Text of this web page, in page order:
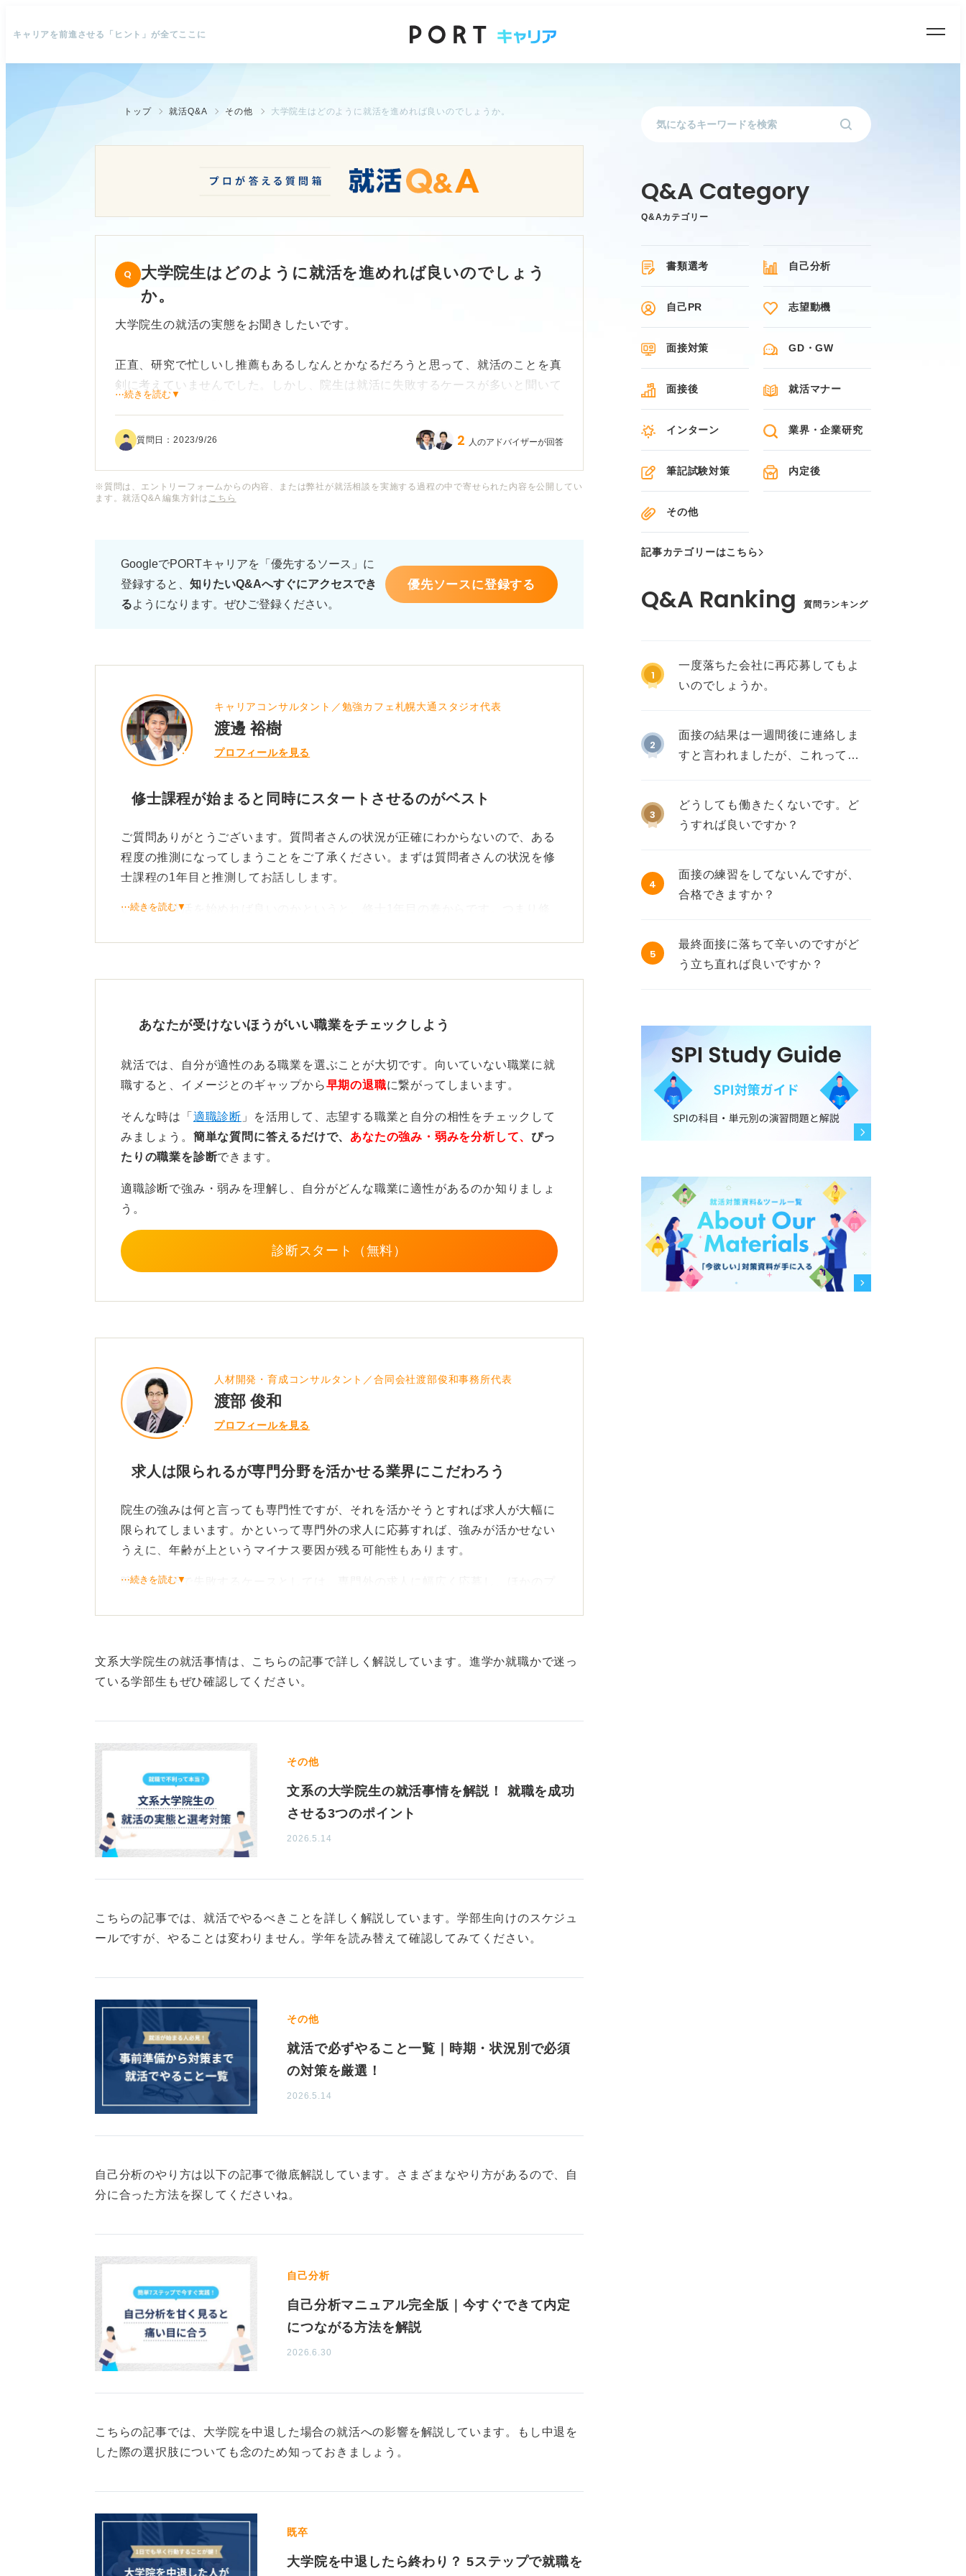
キャリアを前進させる「ヒント」が全てここに
トップ 就活Q&A その他 大学院生はどのように就活を進めれば良いのでしょうか。
大学院生はどのように就活を進めれば良いのでしょう
か。
大学院生の就活の実態をお聞きしたいです。
正直、研究で忙しいし推薦もあるしなんとかなるだろうと思って、就活のことを真
剣に考えていませんでした。しかし、院生は就活に失敗するケースが多いと聞いて
いつから本格的に就活を始めれば良いのか、どんな選考対策をすれば良いのか教え
また、せっかくであれば院生の強みを活かして就職したいと考えています。院生に
⋯続きを読む▼
質問日：2023/9/26 2 人のアドバイザーが回答
※質問は、エントリーフォームからの内容、または弊社が就活相談を実施する過程の中で寄せられた内容を公開してい
ます。就活Q&A 編集方針は こちら
GoogleでPORTキャリアを「優先するソース」に
登録すると、 知りたいQ&Aへすぐにアクセスでき
るようになります。ぜひご登録ください。
優先ソースに登録する
キャリアコンサルタント／勉強カフェ札幌大通スタジオ代表
渡邊 裕樹
プロフィールを見る
修士課程が始まると同時にスタートさせるのがベスト
ご質問ありがとうございます。質問者さんの状況が正確にわからないので、ある
程度の推測になってしまうことをご了承ください。まずは質問者さんの状況を修
士課程の1年目と推測してお話しします。
いつから就活を始めれば良いのかというと、修士1年目の春からです。つまり修
まずは就活サイトに登録して、情報収集とエントリーできる準備を整える。次に
る。そして業界研究や企業研究をし、自己分析をして出てきた自分の特性とマッ
チしそうな業界や企業について調べていく。
そして夏頃からはインターンや企業説明会に参加するなどして企業の情報収集を
継続します。早いところでは冬頃から選考を開始することもありますが、一般的
には6月から選考開始といった流れです。
「就活に失敗しないためにはどうすればいいのか」ということですが、こうすれ
実に失敗するというNGはあります。まずはこのNGを避けましょう。
応募する、もしくは質問者さんがいうように「推薦枠だけ」で考える、といった
行動がこれに当たります。
大切なのは、上記のスケジュールをわかったうえで早め早めに動いて、企業の情
率が上がります。
に応募することです。文系であれば、研究をどのようにおこなったのかという実
践をアピールすることができます。
1
⋯続きを読む▼
あなたが受けないほうがいい職業をチェックしよう
就活では、自分が適性のある職業を選ぶことが大切です。向いていない職業に就
職すると、イメージとのギャップから早期の退職に繋がってしまいます。
そんな時は「 適職診断 」を活用して、志望する職業と自分の相性をチェックして
みましょう。 簡単な質問に答えるだけで、 あなたの強み・弱みを分析して、 ぴっ
たりの職業を診断できます。
適職診断で強み・弱みを理解し、自分がどんな職業に適性があるのか知りましょ
う。
診断スタート（無料）
人材開発・育成コンサルタント／合同会社渡部俊和事務所代表
渡部 俊和
プロフィールを見る
求人は限られるが専門分野を活かせる業界にこだわろう
院生の強みは何と言っても専門性ですが、それを活かそうとすれば求人が大幅に
限られてしまいます。かといって専門外の求人に応募すれば、強みが活かせない
うえに、年齢が上というマイナス要因が残る可能性もあります。
院生の就活で失敗するケースとしては、専門外の求人に幅広く応募し、ほかのプ
ポテンシャル採用で入社時点で専門性を必要としない場合、多くの企業はコミュ
ニケーション力などの汎用性の高いスキルを評価するので、もしそこも苦手であ
しかし、特定の分野で人より深く学んできたことは客観的に見ればマイナスのは
ずはなく、どのような仕事であってもプロのレベルになれば深く狭く追求する部
分があるはずです。
アピールのコツは、長期的かつ継続的な取り組みで成果を出せる点に絞ることで
就活は早めに始めるに越したことはありませんが、企業研究に重きを置いた方が
院生は強みを活かせると思います。また、どうしても求人がない場合を除き、で
ルタントのサポートを受けることも考えてみてくださいね。
1
⋯続きを読む▼
文系大学院生の就活事情は、こちらの記事で詳しく解説しています。進学か就職かで迷っ
ている学部生もぜひ確認してください。
その他
文系の大学院生の就活事情を解説！ 就職を成功
させる3つのポイント
2026.5.14
こちらの記事では、就活でやるべきことを詳しく解説しています。学部生向けのスケジュ
ールですが、やることは変わりません。学年を読み替えて確認してみてください。
その他
就活で必ずやること一覧｜時期・状況別で必須
の対策を厳選！
2026.5.14
自己分析のやり方は以下の記事で徹底解説しています。さまざまなやり方があるので、自
分に合った方法を探してくださいね。
自己分析
自己分析マニュアル完全版｜今すぐできて内定
につながる方法を解説
2026.6.30
こちらの記事では、大学院を中退した場合の就活への影響を解説しています。もし中退を
した際の選択肢についても念のため知っておきましょう。
既卒
大学院を中退したら終わり？ 5ステップで就職を
Q&Aカテゴリー
書類選考 自己分析
自己PR 志望動機
面接対策 GD・GW
面接後 就活マナー
インターン 業界・企業研究
筆記試験対策 内定後
その他
記事カテゴリーはこちら
質問ランキング
1
一度落ちた会社に再応募してもよ
いのでしょうか。
2
面接の結果は一週間後に連絡しま
すと言われましたが、これって不
3
どうしても働きたくないです。ど
うすれば良いですか？
4
面接の練習をしてないんですが、
合格できますか？
5
最終面接に落ちて辛いのですがど
う立ち直れば良いですか？